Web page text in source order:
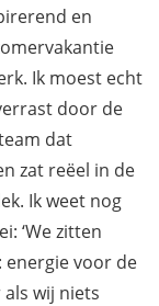
en
Ik moest echt
door de
dat
zat reëel in de
Ik weet nog
‘We zitten
energie voor de
wij niets